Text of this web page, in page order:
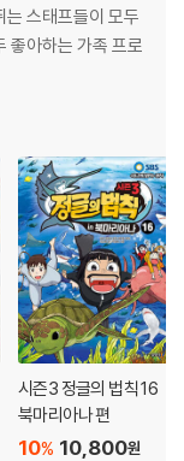
는 스태프들이 모두
좋아하는 가족 프로
시즌3 정글의 법칙 16
북마리아나 편
10,800원
10%